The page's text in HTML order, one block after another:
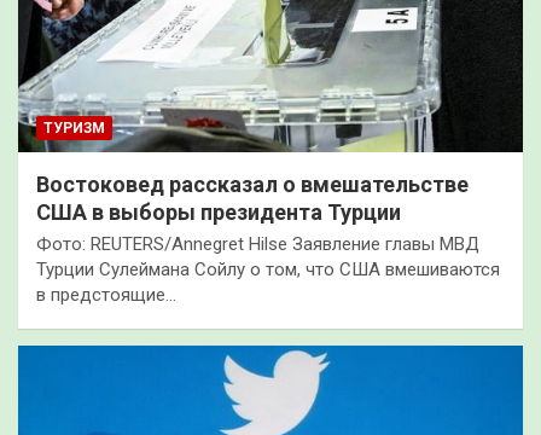
ТУРИЗМ
Востоковед рассказал о вмешательстве
США в выборы президента Турции
Фото: REUTERS/Annegret Hilse Заявление главы МВД
Турции Сулеймана Сойлу о том, что США вмешиваются
в предстоящие…